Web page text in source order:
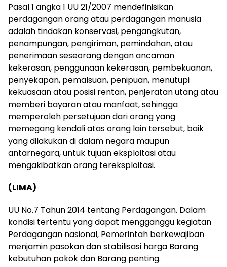
Pasal 1 angka 1 UU 21/2007 mendefinisikan
perdagangan orang atau perdagangan manusia
adalah tindakan konservasi, pengangkutan,
penampungan, pengiriman, pemindahan, atau
penerimaan seseorang dengan ancaman
kekerasan, penggunaan kekerasan, pembekuanan,
penyekapan, pemalsuan, penipuan, menutupi
kekuasaan atau posisi rentan, penjeratan utang atau
memberi bayaran atau manfaat, sehingga
memperoleh persetujuan dari orang yang
memegang kendali atas orang lain tersebut, baik
yang dilakukan di dalam negara maupun
antarnegara, untuk tujuan eksploitasi atau
mengakibatkan orang tereksploitasi.
(LIMA)
UU No.7 Tahun 2014 tentang Perdagangan. Dalam
kondisi tertentu yang dapat mengganggu kegiatan
Perdagangan nasional, Pemerintah berkewajiban
menjamin pasokan dan stabilisasi harga Barang
kebutuhan pokok dan Barang penting.